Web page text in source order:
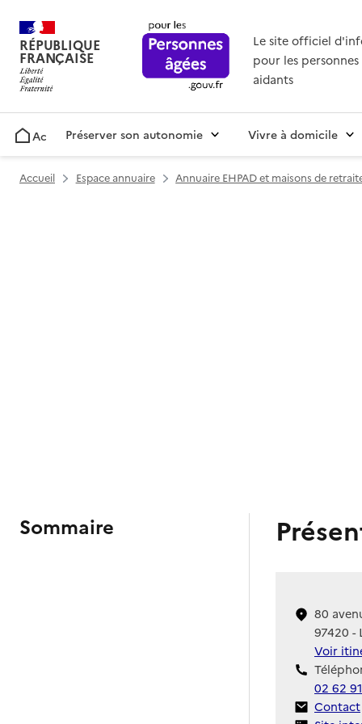
RÉPUBLIQUE
FRANÇAISE
Le site officiel
pour les personnes
aidants
AccueilPréserver son autonomie Vivre à domicile
Accueil Espace annuaire Annuaire EHPAD et maisons de
Sommaire
80
97420 -
Voir
02 62
Contact
Contact